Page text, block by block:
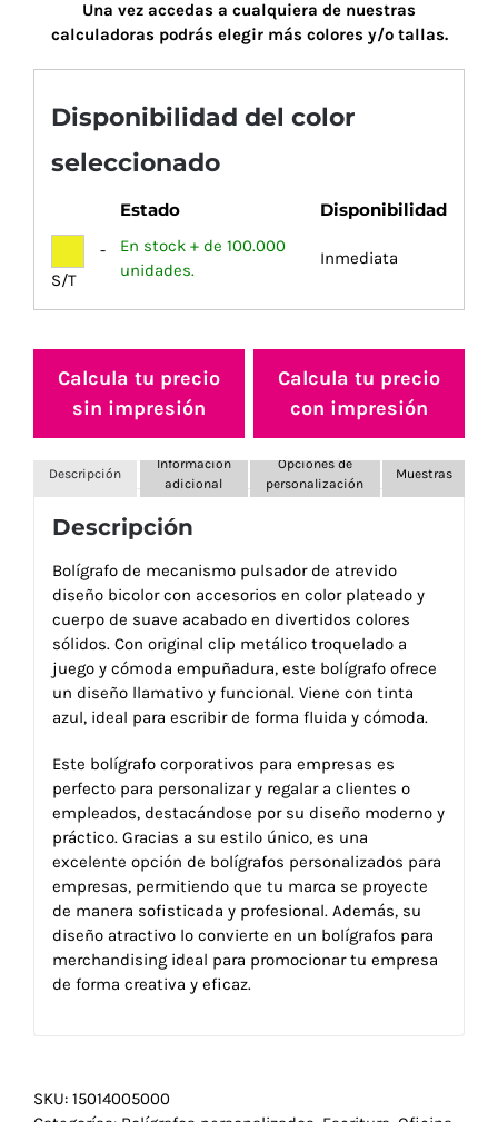
Una vez accedas a cualquiera de nuestras
calculadoras podrás elegir más colores y/o tallas.
Disponibilidad del color
seleccionado
Estado Disponibilidad
-
S/T
En stock + de 100.000
unidades.
Inmediata
Calcula tu precio
sin impresión
Calcula tu precio
con impresión
Descripción
Información
adicional
Opciones de
personalización
Muestras
Descripción
Bolígrafo de mecanismo pulsador de atrevido
diseño bicolor con accesorios en color plateado y
cuerpo de suave acabado en divertidos colores
sólidos. Con original clip metálico troquelado a
juego y cómoda empuñadura, este bolígrafo ofrece
un diseño llamativo y funcional. Viene con tinta
azul, ideal para escribir de forma fluida y cómoda.
Este bolígrafo corporativos para empresas es
perfecto para personalizar y regalar a clientes o
empleados, destacándose por su diseño moderno y
práctico. Gracias a su estilo único, es una
excelente opción de bolígrafos personalizados para
empresas, permitiendo que tu marca se proyecte
de manera sofisticada y profesional. Además, su
diseño atractivo lo convierte en un bolígrafos para
merchandising ideal para promocionar tu empresa
de forma creativa y eficaz.
SKU: 15014005000